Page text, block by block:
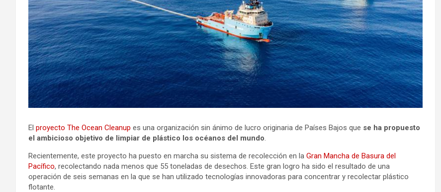
El proyecto The Ocean Cleanup es una organización sin ánimo de lucro originaria de Países Bajos que se ha propuesto
el ambicioso objetivo de limpiar de plástico los océanos del mundo
Recientemente, este proyecto ha puesto en marcha su sistema de recolección en la Gran Mancha de Basura del
Pacífico, recolectando nada menos que 55 toneladas de desechos. Este gran logro ha sido el resultado de una
operación de seis semanas en la que se han utilizado tecnologías innovadoras para concentrar y recolectar plástico
flotante.